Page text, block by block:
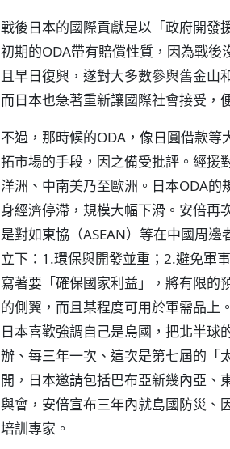
戰後日本的國際貢獻是以「政府開
初期的ODA帶有賠償性質，因為戰
且早日復興，遂對大多數參與舊金山
而日本也急著重新讓國際社會接受，
不過，那時候的ODA，像日圓借款
拓市場的手段，因之備受批評。經援
洋洲、中南美乃至歐洲。日本ODA
身經濟停滯，規模大幅下滑。安倍再
是對如東協（ASEAN）等在中國周
立下：1.環保與開發並重；2.避免軍
寫著要「確保國家利益」，將有限的
的側翼，而且某程度可用於軍需品上。
日本喜歡強調自己是島國，把北半球
辦、每三年一次、這次是第七屆的
開，日本邀請包括巴布亞新幾內亞、
與會，安倍宣布三年內就島國防災、
培訓專家。